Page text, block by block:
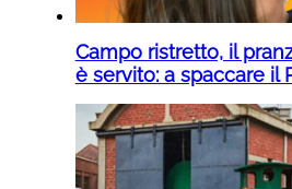
Campo ristretto, il
è servito: a spaccare il